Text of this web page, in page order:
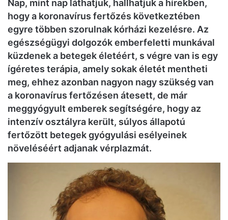
Nap, mint nap láthatjuk, hallhatjuk a hírekben,
hogy a koronavírus fertőzés következtében
egyre többen szorulnak kórházi kezelésre. Az
egészségügyi dolgozók emberfeletti munkával
küzdenek a betegek életéért, s végre van is egy
ígéretes terápia, amely sokak életét mentheti
meg, ehhez azonban nagyon nagy szükség van
a koronavírus fertőzésen átesett, de már
meggyógyult emberek segítségére, hogy az
intenzív osztályra került, súlyos állapotú
fertőzött betegek gyógyulási esélyeinek
növeléséért adjanak vérplazmát.